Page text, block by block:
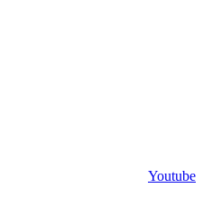
Youtube